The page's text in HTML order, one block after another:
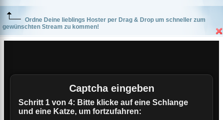
Ordne Deine lieblings Hoster per Drag & Drop um schneller zum
gewünschten Stream zu kommen!